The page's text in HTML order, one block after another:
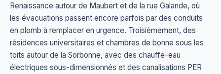
Renaissance autour de Maubert et de la rue Galande, où
les évacuations passent encore parfois par des conduits
en plomb à remplacer en urgence. Troisièmement, des
résidences universitaires et chambres de bonne sous les
toits autour de la Sorbonne, avec des chauffe-eau
électriques sous-dimensionnés et des canalisations PER